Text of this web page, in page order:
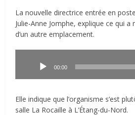
La nouvelle directrice entrée en
Julie-Anne Jomphe, explique ce qui a
d’un autre emplacement.
00:00
Elle indique que l’organisme s’est
salle La Rocaille à L’Étang-du-Nord.